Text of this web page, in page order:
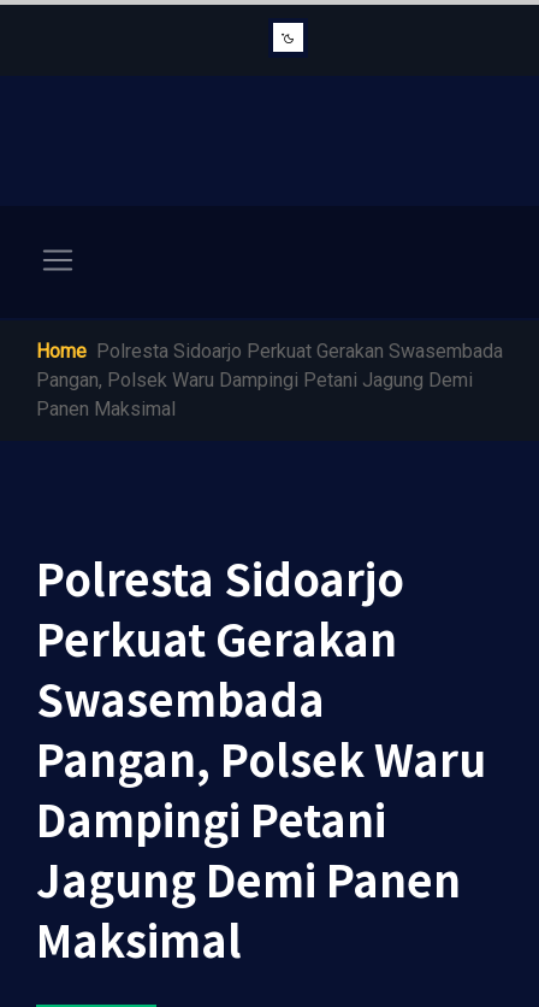
Home Polresta Sidoarjo Perkuat Gerakan Swasembada
Pangan, Polsek Waru Dampingi Petani Jagung Demi
Panen Maksimal
Polresta Sidoarjo
Perkuat Gerakan
Swasembada
Pangan, Polsek Waru
Dampingi Petani
Jagung Demi Panen
Maksimal